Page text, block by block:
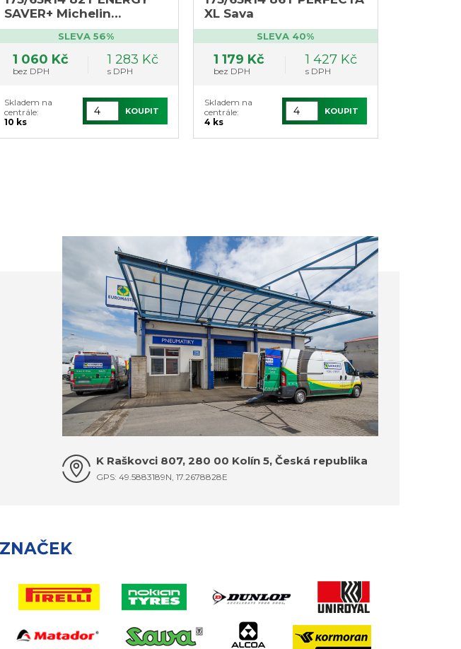
SAVER+ Michelin
(výprodej 10ks,
DOT0420)SLEVA 56%
1 060 Kč
bez DPH
1 283 Kč
s DPH
Skladem na
centrále:
10 ks
KOUPIT
XL Sava
SLEVA 40%
1 179 Kč
bez DPH
1 427 Kč
s DPH
Skladem na
centrále:
4 ks
KOUPIT
K Raškovci 807, 280 00 Kolín 5, Česká republika
GPS: 49.5883189N, 17.2678828E